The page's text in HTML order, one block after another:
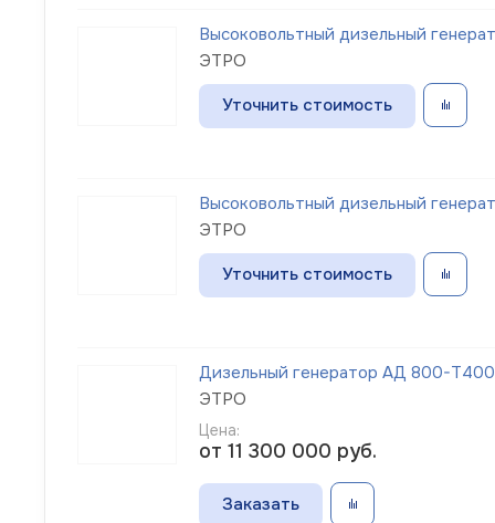
Высоковольтный дизельный
ЭТРО
Уточнить стоимость
Высоковольтный дизельный
ЭТРО
Уточнить стоимость
Дизельный генератор АД 800-
ЭТРО
Цена:
от 11 300 000 руб.
Заказать